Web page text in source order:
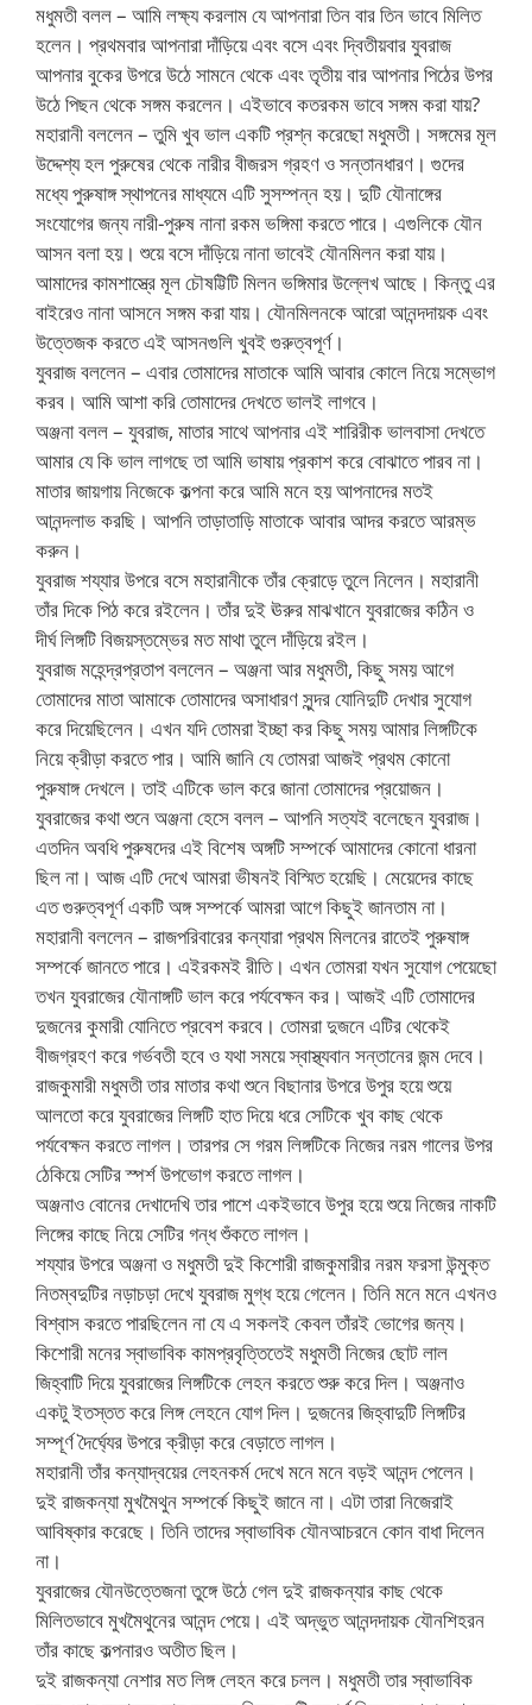
মধুমতী বলল – আমি লক্ষ্য করলাম যে আপনারা তিন বার তিন ভাবে মিলিত
হলেন। প্রথমবার আপনারা দাঁড়িয়ে এবং বসে এবং দ্বিতীয়বার যুবরাজ
আপনার বুকের উপরে উঠে সামনে থেকে এবং তৃতীয় বার আপনার পিঠের উপর
উঠে পিছন থেকে সঙ্গম করলেন। এইভাবে কতরকম ভাবে সঙ্গম করা যায়?
মহারানী বললেন – তুমি খুব ভাল একটি প্রশ্ন করেছো মধুমতী। সঙ্গমের মূল
উদ্দেশ্য হল পুরুষের থেকে নারীর বীজরস গ্রহণ ও সন্তানধারণ। গুদের
মধ্যে পুরুষাঙ্গ স্থাপনের মাধ্যমে এটি সুসম্পন্ন হয়। দুটি যৌনাঙ্গের
সংযোগের জন্য নারী-পুরুষ নানা রকম ভঙ্গিমা করতে পারে। এগুলিকে যৌন
আসন বলা হয়। শুয়ে বসে দাঁড়িয়ে নানা ভাবেই যৌনমিলন করা যায়।
আমাদের কামশাস্ত্রে মূল চৌষট্টিটি মিলন ভঙ্গিমার উল্লেখ আছে। কিন্তু এর
বাইরেও নানা আসনে সঙ্গম করা যায়। যৌনমিলনকে আরো আনন্দদায়ক এবং
উত্তেজক করতে এই আসনগুলি খুবই গুরুত্বপূর্ণ।
যুবরাজ বললেন – এবার তোমাদের মাতাকে আমি আবার কোলে নিয়ে সম্ভোগ
করব। আমি আশা করি তোমাদের দেখতে ভালই লাগবে।
অঞ্জনা বলল – যুবরাজ, মাতার সাথে আপনার এই শারিরীক ভালবাসা দেখতে
আমার যে কি ভাল লাগছে তা আমি ভাষায় প্রকাশ করে বোঝাতে পারব না।
মাতার জায়গায় নিজেকে কল্পনা করে আমি মনে হয় আপনাদের মতই
আনন্দলাভ করছি। আপনি তাড়াতাড়ি মাতাকে আবার আদর করতে আরম্ভ
করুন।
যুবরাজ শয্যার উপরে বসে মহারানীকে তাঁর ক্রোড়ে তুলে নিলেন। মহারানী
তাঁর দিকে পিঠ করে রইলেন। তাঁর দুই ঊরুর মাঝখানে যুবরাজের কঠিন ও
দীর্ঘ লিঙ্গটি বিজয়স্তম্ভের মত মাথা তুলে দাঁড়িয়ে রইল।
যুবরাজ মহেন্দ্রপ্রতাপ বললেন – অঞ্জনা আর মধুমতী, কিছু সময় আগে
তোমাদের মাতা আমাকে তোমাদের অসাধারণ সুন্দর যোনিদুটি দেখার সুযোগ
করে দিয়েছিলেন। এখন যদি তোমরা ইচ্ছা কর কিছু সময় আমার লিঙ্গটিকে
নিয়ে ক্রীড়া করতে পার। আমি জানি যে তোমরা আজই প্রথম কোনো
পুরুষাঙ্গ দেখলে। তাই এটিকে ভাল করে জানা তোমাদের প্রয়োজন।
যুবরাজের কথা শুনে অঞ্জনা হেসে বলল – আপনি সত্যই বলেছেন যুবরাজ।
এতদিন অবধি পুরুষদের এই বিশেষ অঙ্গটি সম্পর্কে আমাদের কোনো ধারনা
ছিল না। আজ এটি দেখে আমরা ভীষনই বিস্মিত হয়েছি। মেয়েদের কাছে
এত গুরুত্বপূর্ণ একটি অঙ্গ সম্পর্কে আমরা আগে কিছুই জানতাম না।
মহারানী বললেন – রাজপরিবারের কন্যারা প্রথম মিলনের রাতেই পুরুষাঙ্গ
সম্পর্কে জানতে পারে। এইরকমই রীতি। এখন তোমরা যখন সুযোগ পেয়েছো
তখন যুবরাজের যৌনাঙ্গটি ভাল করে পর্যবেক্ষন কর। আজই এটি তোমাদের
দুজনের কুমারী যোনিতে প্রবেশ করবে। তোমরা দুজনে এটির থেকেই
বীজগ্রহণ করে গর্ভবতী হবে ও যথা সময়ে স্বাস্থ্যবান সন্তানের জন্ম দেবে।
রাজকুমারী মধুমতী তার মাতার কথা শুনে বিছানার উপরে উপুর হয়ে শুয়ে
আলতো করে যুবরাজের লিঙ্গটি হাত দিয়ে ধরে সেটিকে খুব কাছ থেকে
পর্যবেক্ষন করতে লাগল। তারপর সে গরম লিঙ্গটিকে নিজের নরম গালের উপর
ঠেকিয়ে সেটির স্পর্শ উপভোগ করতে লাগল।
অঞ্জনাও বোনের দেখাদেখি তার পাশে একইভাবে উপুর হয়ে শুয়ে নিজের নাকটি
লিঙ্গের কাছে নিয়ে সেটির গন্ধ শুঁকতে লাগল।
শয্যার উপরে অঞ্জনা ও মধুমতী দুই কিশোরী রাজকুমারীর নরম ফরসা উন্মুক্ত
নিতম্বদুটির নড়াচড়া দেখে যুবরাজ মুগ্ধ হয়ে গেলেন। তিনি মনে মনে এখনও
বিশ্বাস করতে পারছিলেন না যে এ সকলই কেবল তাঁরই ভোগের জন্য।
কিশোরী মনের স্বাভাবিক কামপ্রবৃত্তিতেই মধুমতী নিজের ছোট লাল
জিহ্বাটি দিয়ে যুবরাজের লিঙ্গটিকে লেহন করতে শুরু করে দিল। অঞ্জনাও
একটু ইতস্তত করে লিঙ্গ লেহনে যোগ দিল। দুজনের জিহ্বাদুটি লিঙ্গটির
সম্পূর্ণ দৈর্ঘ্যের উপরে ক্রীড়া করে বেড়াতে লাগল।
মহারানী তাঁর কন্যাদ্বয়ের লেহনকর্ম দেখে মনে মনে বড়ই আনন্দ পেলেন।
দুই রাজকন্যা মুখমৈথুন সম্পর্কে কিছুই জানে না। এটা তারা নিজেরাই
আবিষ্কার করেছে। তিনি তাদের স্বাভাবিক যৌনআচরনে কোন বাধা দিলেন
না।
যুবরাজের যৌনউত্তেজনা তুঙ্গে উঠে গেল দুই রাজকন্যার কাছ থেকে
মিলিতভাবে মুখমৈথুনের আনন্দ পেয়ে। এই অদ্ভুত আনন্দদায়ক যৌনশিহরন
তাঁর কাছে কল্পনারও অতীত ছিল।
দুই রাজকন্যা নেশার মত লিঙ্গ লেহন করে চলল। মধুমতী তার স্বাভাবিক